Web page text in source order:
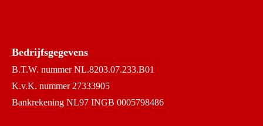
Bedrijfsgegevens
B.T.W. nummer NL.8203.07.233.B01
K.v.K. nummer 27333905
Bankrekening NL97 INGB 0005798486